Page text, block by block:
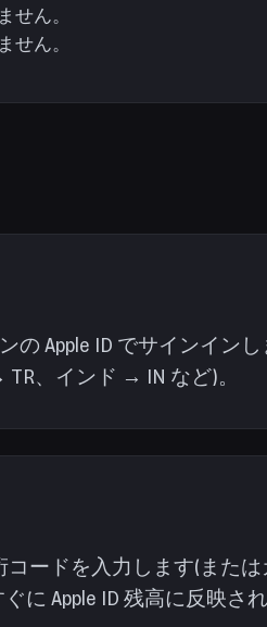
ん。
せん。
の Apple ID でサインイン
、インド → IN など)。
コードを入力します(また
に Apple ID 残高に反映され